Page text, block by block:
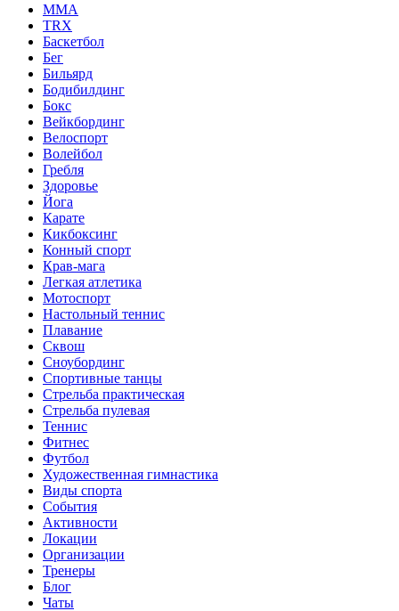
MMA
TRX
Баскетбол
Бег
Бильярд
Бодибилдинг
Бокс
Вейкбординг
Велоспорт
Волейбол
Гребля
Здоровье
Йога
Карате
Кикбоксинг
Конный спорт
Крав-мага
Легкая атлетика
Мотоспорт
Настольный теннис
Плавание
Сквош
Сноубординг
Спортивные танцы
Стрельба практическая
Стрельба пулевая
Теннис
Фитнес
Футбол
Художественная гимнастика
Виды спорта
События
Активности
Локации
Организации
Тренеры
Блог
Чаты